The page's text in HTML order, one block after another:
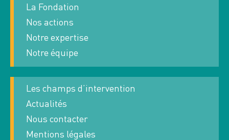
La Fondation
Nos actions
Notre expertise
Notre équipe
Les champs d’intervention
Actualités
Nous contacter
Mentions légales